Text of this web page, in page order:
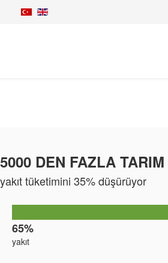
5000 DEN FAZLA
yakıt tüketimini 35% düşürüyor
65%
yakıt